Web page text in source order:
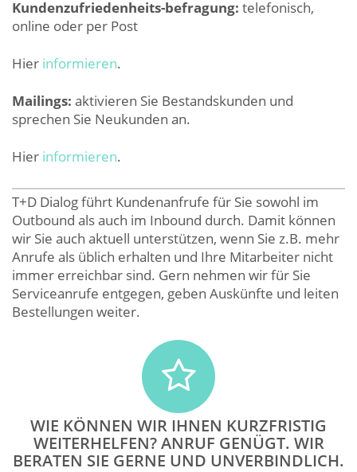
Kundenzufriedenheits-befragung: telefonisch,
online oder per Post
Hier informieren.
Mailings: aktivieren Sie Bestandskunden und
sprechen Sie Neukunden an.
Hier informieren.
T+D Dialog führt Kundenanfrufe für Sie sowohl im
Outbound als auch im Inbound durch. Damit können
wir Sie auch aktuell unterstützen, wenn Sie z.B. mehr
Anrufe als üblich erhalten und Ihre Mitarbeiter nicht
immer erreichbar sind. Gern nehmen wir für Sie
Serviceanrufe entgegen, geben Auskünfte und leiten
Bestellungen weiter.
WIE KÖNNEN WIR IHNEN KURZFRISTIG
WEITERHELFEN? ANRUF GENÜGT. WIR
BERATEN SIE GERNE UND UNVERBINDLICH.